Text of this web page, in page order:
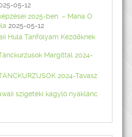
05-12
2025-ben. – Mana O
2025-05-12
Hula Tanfolyam Kezdőknek
Margittal 2024-
2024-Tavasz
szigeteki kagyló nyaklánc